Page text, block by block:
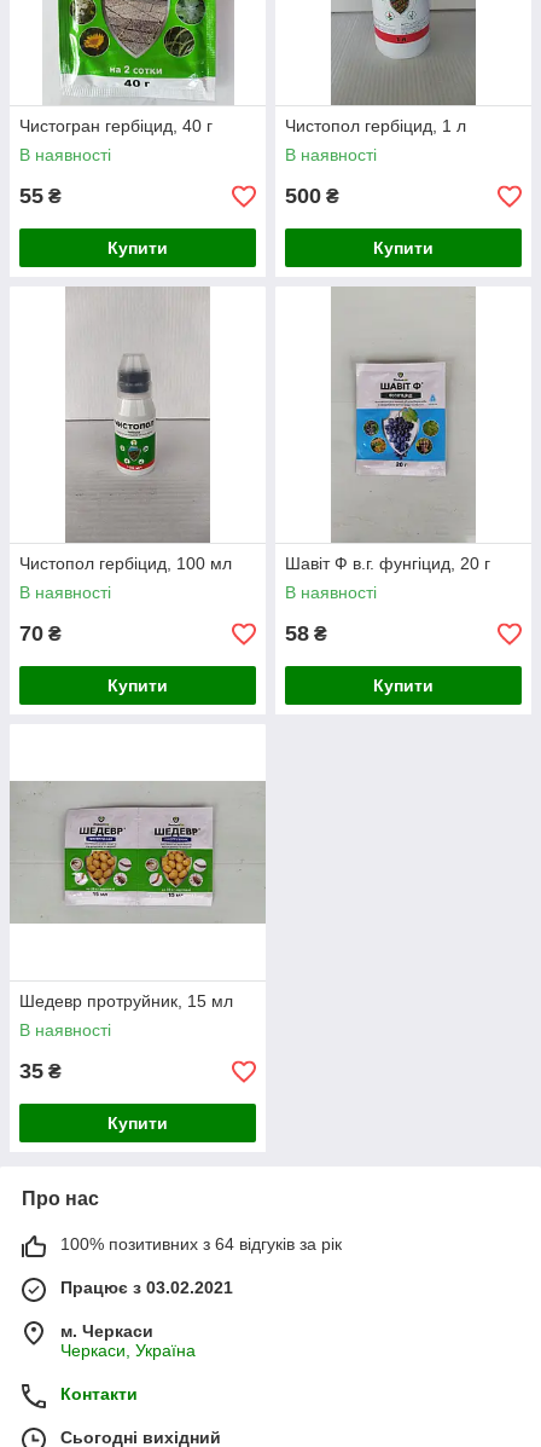
Чистогран гербіцид, 40 г
В наявності
55 ₴
Купити
Чистопол гербіцид, 1 л
В наявності
500 ₴
Купити
Чистопол гербіцид, 100 мл
В наявності
70 ₴
Купити
Шавіт Ф в.г. фунгіцид, 20 г
В наявності
58 ₴
Купити
Шедевр протруйник, 15 мл
В наявності
35 ₴
Купити
Про нас
100% позитивних з 64 відгуків за рік
Працює з 03.02.2021
м. Черкаси
Черкаси, Україна
Контакти
Сьогодні вихідний